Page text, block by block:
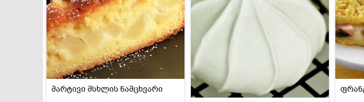
მარტივი მსხლის ნამცხვარი